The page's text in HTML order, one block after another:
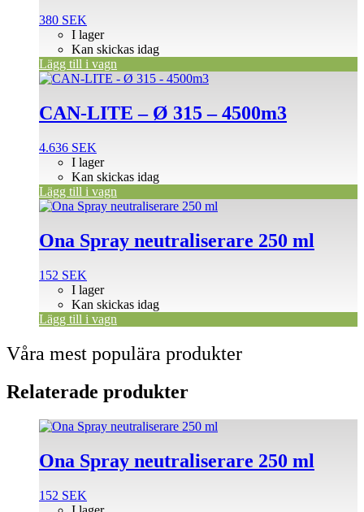
380 SEK
I lager
Kan skickas idag
Lägg till i vagn
CAN-LITE – Ø 315 – 4500m3
4.636 SEK
I lager
Kan skickas idag
Lägg till i vagn
Ona Spray neutraliserare 250 ml
152 SEK
I lager
Kan skickas idag
Lägg till i vagn
Våra mest populära produkter
Relaterade produkter
Ona Spray neutraliserare 250 ml
152 SEK